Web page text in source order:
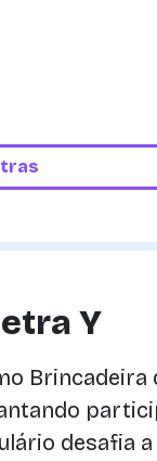
Y
Brincadeira
desafia